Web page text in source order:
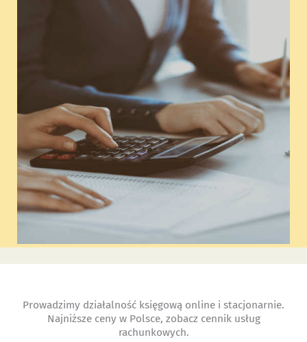
Prowadzimy działalność księgową online i stacjonarnie.
Najniższe ceny w Polsce, zobacz cennik usług
rachunkowych.